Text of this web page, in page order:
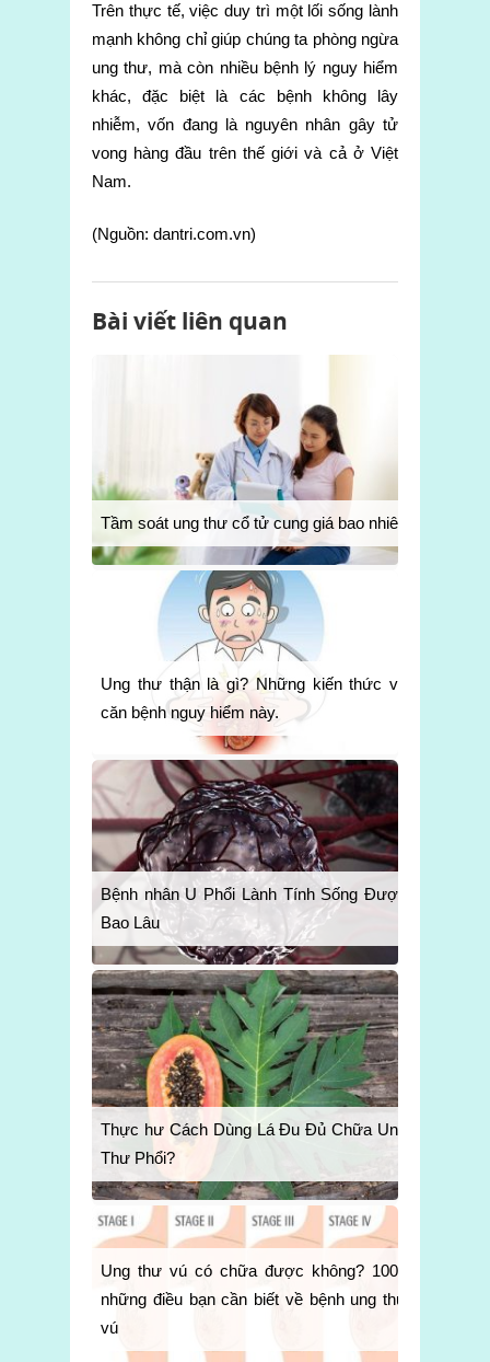
Trên thực tế, việc duy trì một lối sống lành
mạnh không chỉ giúp chúng ta phòng ngừa
ung thư, mà còn nhiều bệnh lý nguy hiểm
khác, đặc biệt là các bệnh không lây
nhiễm, vốn đang là nguyên nhân gây tử
vong hàng đầu trên thế giới và cả ở Việt
Nam.
(Nguồn: dantri.com.vn)
Bài viết liên quan
Tầm soát ung thư cổ tử cung giá bao nhiêu
Ung thư thận là gì? Những kiến thức về
căn bệnh nguy hiểm này.
Bệnh nhân U Phổi Lành Tính Sống Được
Bao Lâu
Thực hư Cách Dùng Lá Đu Đủ Chữa Ung
Thư Phổi?
Ung thư vú có chữa được không? 1001
những điều bạn cần biết về bệnh ung thư
vú